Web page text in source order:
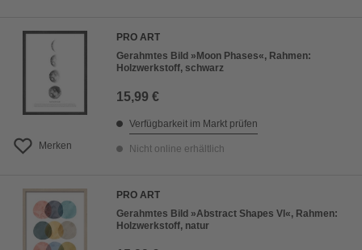
Merken
PRO ART
Gerahmtes Bild »Moon Phases«, Rahmen:
Holzwerkstoff, schwarz
15,99 €
Verfügbarkeit im Markt prüfen
Nicht online erhältlich
PRO ART
Gerahmtes Bild »Abstract Shapes Vl«, Rahmen:
Holzwerkstoff, natur